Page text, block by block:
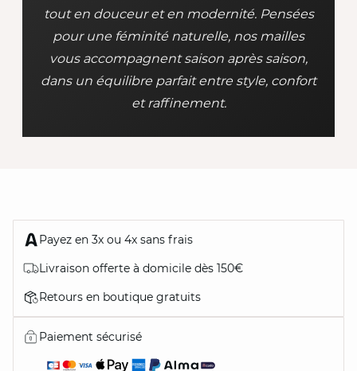
tout en douceur et en modernité. Pensées
pour une féminité naturelle, nos mailles
vous accompagnent saison après saison,
dans un équilibre parfait entre style, confort
et raffinement.
Payez en 3x ou 4x sans frais
Livraison offerte à domicile dès 150€
Retours en boutique gratuits
Paiement sécurisé